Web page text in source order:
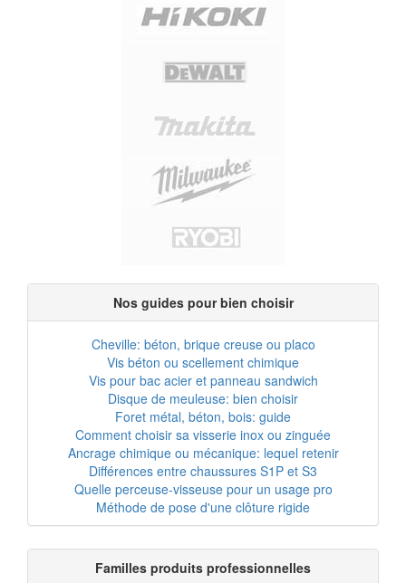
Nos guides pour bien choisir
Cheville: béton, brique creuse ou placo
Vis béton ou scellement chimique
Vis pour bac acier et panneau sandwich
Disque de meuleuse: bien choisir
Foret métal, béton, bois: guide
Comment choisir sa visserie inox ou zinguée
Ancrage chimique ou mécanique: lequel retenir
Différences entre chaussures S1P et S3
Quelle perceuse-visseuse pour un usage pro
Méthode de pose d'une clôture rigide
Familles produits professionnelles